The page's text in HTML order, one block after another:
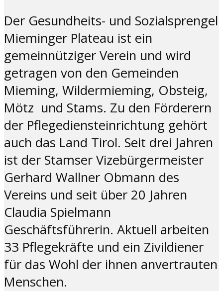
Der Gesundheits- und Sozialsprengel
Mieminger Plateau ist ein
gemeinnütziger Verein und wird
getragen von den Gemeinden
Mieming, Wildermieming, Obsteig,
Mötz und Stams. Zu den Förderern
der Pflegediensteinrichtung gehört
auch das Land Tirol. Seit drei Jahren
ist der Stamser Vizebürgermeister
Gerhard Wallner Obmann des
Vereins und seit über 20 Jahren
Claudia Spielmann
Geschäftsführerin. Aktuell arbeiten
33 Pflegekräfte und ein Zivildiener
für das Wohl der ihnen anvertrauten
Menschen.